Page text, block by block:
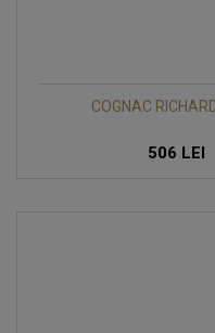
COGNAC
506 LEI